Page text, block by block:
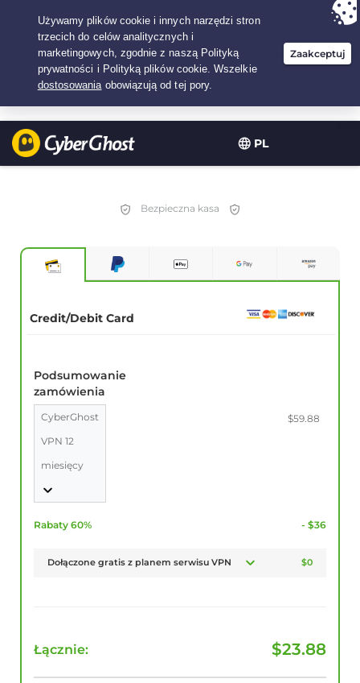
PL
Twój wybór:Najlepsza umowa
Bezpieczna kasa
Credit/Debit Card
Podsumowanie
zamówienia
CyberGhost
VPN 12
miesięcy
$59.88
Rabaty 60% - $36
Dołączone gratis z planem serwisu VPN $0
Łącznie: $23.88